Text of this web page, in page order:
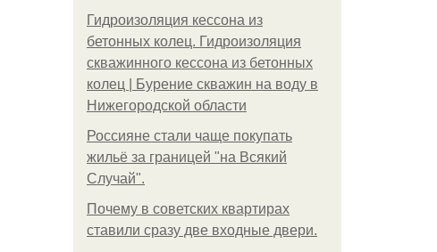
Гидроизоляция кессона из
бетонных колец. Гидроизоляция
скважинного кессона из бетонных
колец | Бурение скважин на воду в
Нижегородской области
Россияне стали чаще покупать
жильё за границей "на Всякий
Случай".
Почему в советских квартирах
ставили сразу две входные двери.